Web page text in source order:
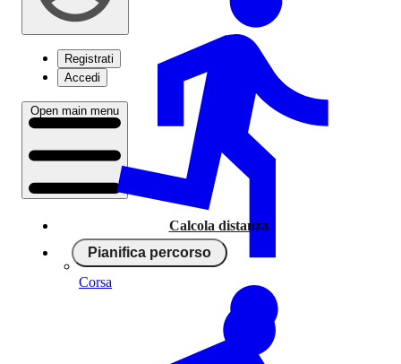
Registrati
Accedi
Open main menu
Calcola distanza
Pianifica percorso
Corsa